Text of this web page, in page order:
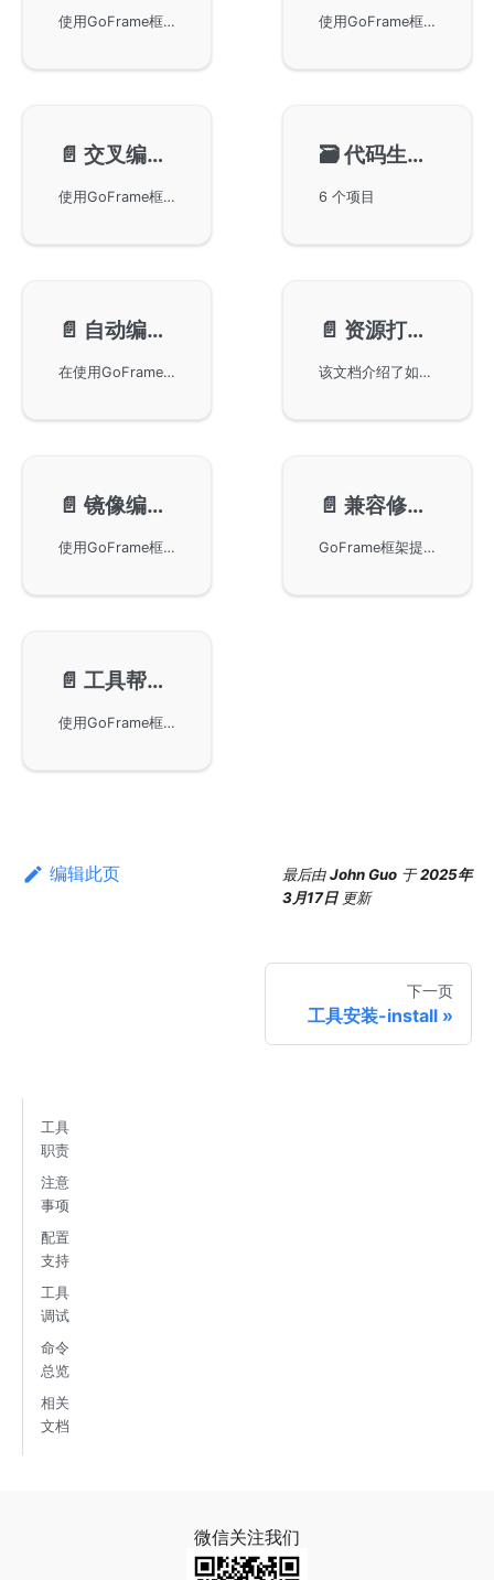
使用GoFrame框架的gf up命令进行版本升级。gf up命令可以同时更新主框架和CLI工具版本，并自动修复升级过程中的不兼容代码变更。本文提供详细的使用方式、命令选项及使用示例，帮助用户安全高效地完成升级操作。 使用GoFrame框架提供的gf init命令创建项目。自v2版本起，项目创建更快速，不再依赖远端，模板已内置于二进制文件中。您可以按照需要选择初始化单仓或大仓项目模式，并灵活调整生成的目录结构以适应实际业务需求。
📄️ 交叉编译-build
使用GoFrame框架进行交叉编译。通过gf build命令，可以快速生成带有当前Go版本、GoFrame版本、Git Commit等信息的可执行文件。支持同时从命令行和配置文件指定参数，满足不同操作系统和平台的编译需求，为开发者提供便捷的构建解决方案。
🗃️代码生成-gen(🔥重点🔥)
6 个项目
📄️ 自动编译-run
在使用GoFrame框架构建项目时，如何通过gf run命令实现自动编译功能。虽然Go语言本身不支持热编译特性，但gf run命令可实现当项目中的go文件发生变更时，自动编译并运行新版本程序的功能，旨在提高开发效率。
📄️ 资源打包-pack
该文档介绍了如何使用GoFrame框架中的gf pack命令将任意文件打包为资源文件或Go代码文件。通过该工具，用户可以实现资源打包和随可执行文件一同发布。此外，gf pack命令还能与build命令结合，实现打包和编译的一步操作。文档中详细列出命令的使用方法和选项说明，帮助用户更好地理解和使用该功能。
📄️ 镜像编译-docker
使用GoFrame框架的gf docker命令编译和生成Docker镜像。在v2.5版本之后，建议通过Makefile脚本组合使用gf build, gf gen enums, gf docker等命令。这种方式更为灵活易于维护，文中提供了详细的使用示例和配置文件管理建议。
📄️ 兼容修复-fix
GoFrame框架提供的兼容修复命令gf fix，帮助在框架升级过程中解决向下兼容性问题。该命令自v2.3版本起提供，通过自动更新本地代码，处理较小兼容性问题，并可重复执行以确保无副作用。
📄️ 工具帮助-help
使用GoFrame框架的CLI工具的帮助命令，通过输入gf -h或gf [COMMAND] -h来获取帮助信息。如果您在使用过程中遇到问题，可随时使用help命令查询相关帮助。在这里，您还可以了解到具体的sidebar位置的相关信息。
编辑此页 最后由John Guo 于2025年
3月17日 更新
下一页
工具安装-install
工具
职责
注意
事项
配置
支持
工具
调试
命令
总览
相关
文档
微信关注我们